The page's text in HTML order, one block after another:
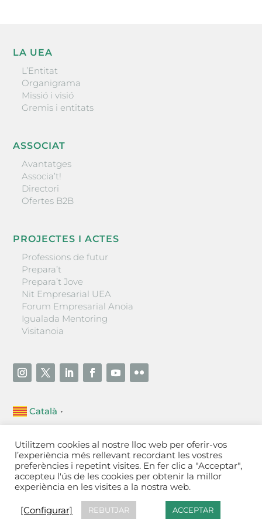
LA UEA
L’Entitat
Organigrama
Missió i visió
Gremis i entitats
ASSOCIAT
Avantatges
Associa’t!
Directori
Ofertes B2B
PROJECTES I ACTES
Professions de futur
Prepara’t
Prepara’t Jove
Nit Empresarial UEA
Forum Empresarial Anoia
Igualada Mentoring
Visitanoia
Català ▼
Unió Empresarial de l’Anoia (UEA)
Ctra. de Manresa, 131, 08700 – Igualada(Barcelona)
Tel 93 805 22 92
Contactar
de cookies [Configurar]
Fet a Igualada per Aladetres
Utilitzem cookies al nostre lloc web per oferir-vos
l’experiència més rellevant recordant les vostres
preferències i repetint visites. En fer clic a "Acceptar",
accepteu l'ús de les cookies per obtenir la millor
experiència en les visites a la nostra web.
[Configurar] REBUTJAR ACCEPTAR